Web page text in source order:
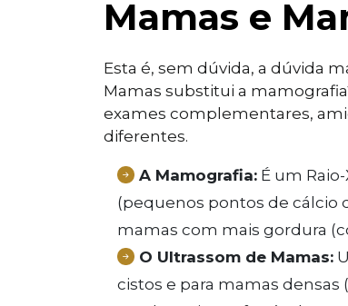
Mamas e
Esta é, sem dúvida, a dúvida
Mamas substitui a
exames complementares,
diferentes.
A Mamografia: É um
(pequenos pontos de cálcio
mamas com mais gordura
O Ultrassom de Mamas:
cistos e para mamas densas